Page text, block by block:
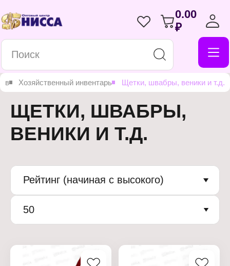
0.00
₽
Хозяйственный инвентарь Щетки, швабры, веники и т.д.
ЩЕТКИ, ШВАБРЫ,
ВЕНИКИ И Т.Д.
Рейтинг (начиная с высокого)
50